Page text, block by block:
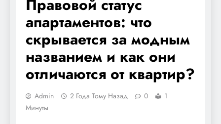
Правовой статус
апартаментов: что
скрывается за модным
названием и как они
отличаются от квартир?
Admin 2 Года Тому Назад 0
1
Минуты